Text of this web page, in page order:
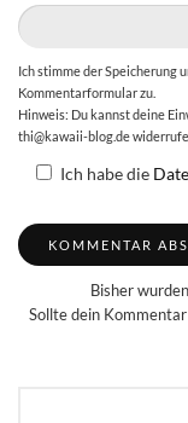
Ich stimme der Speicherung
Kommentarformular zu.
Hinweis: Du kannst deine
thi@kawaii-blog.de
Ich habe die
Bisher
Sollte dein